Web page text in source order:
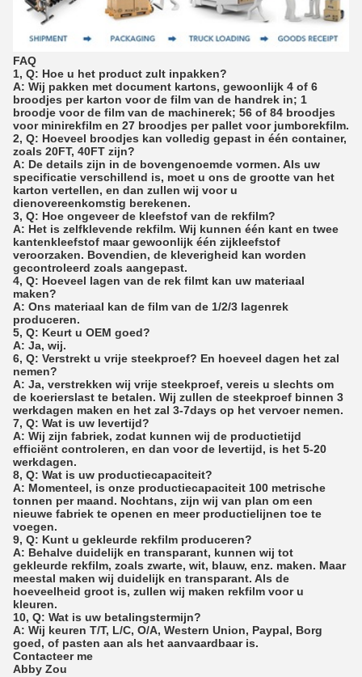
FAQ
1, Q: Hoe u het product zult inpakken?
A: Wij pakken met document kartons, gewoonlijk 4 of 6
broodjes per karton voor de film van de handrek in; 1
broodje voor de film van de machinerek; 56 of 84 broodjes
voor minirekfilm en 27 broodjes per pallet voor jumborekfilm.
2, Q: Hoeveel broodjes kan volledig gepast in één container,
zoals 20FT, 40FT zijn?
A: De details zijn in de bovengenoemde vormen. Als uw
specificatie verschillend is, moet u ons de grootte van het
karton vertellen, en dan zullen wij voor u
dienovereenkomstig berekenen.
3, Q: Hoe ongeveer de kleefstof van de rekfilm?
A: Het is zelfklevende rekfilm. Wij kunnen één kant en twee
kantenkleefstof maar gewoonlijk één zijkleefstof
veroorzaken. Bovendien, de kleverigheid kan worden
gecontroleerd zoals aangepast.
4, Q: Hoeveel lagen van de rek filmt kan uw materiaal
maken?
A: Ons materiaal kan de film van de 1/2/3 lagenrek
produceren.
5, Q: Keurt u OEM goed?
A: Ja, wij.
6, Q: Verstrekt u vrije steekproef? En hoeveel dagen het zal
nemen?
A: Ja, verstrekken wij vrije steekproef, vereis u slechts om
de koerierslast te betalen. Wij zullen de steekproef binnen 3
werkdagen maken en het zal 3-7days op het vervoer nemen.
7, Q: Wat is uw levertijd?
A: Wij zijn fabriek, zodat kunnen wij de productietijd
efficiënt controleren, en dan voor de levertijd, is het 5-20
werkdagen.
8, Q: Wat is uw productiecapaciteit?
A: Momenteel, is onze productiecapaciteit 100 metrische
tonnen per maand. Nochtans, zijn wij van plan om een
nieuwe fabriek te openen en meer productielijnen toe te
voegen.
9, Q: Kunt u gekleurde rekfilm produceren?
A: Behalve duidelijk en transparant, kunnen wij tot
gekleurde rekfilm, zoals zwarte, wit, blauw, enz. maken. Maar
meestal maken wij duidelijk en transparant. Als de
hoeveelheid groot is, zullen wij maken rekfilm voor u
kleuren.
10, Q: Wat is uw betalingstermijn?
A: Wij keuren T/T, L/C, O/A, Western Union, Paypal, Borg
goed, of pasten aan als het aanvaardbaar is.
Contacteer me
Abby Zou